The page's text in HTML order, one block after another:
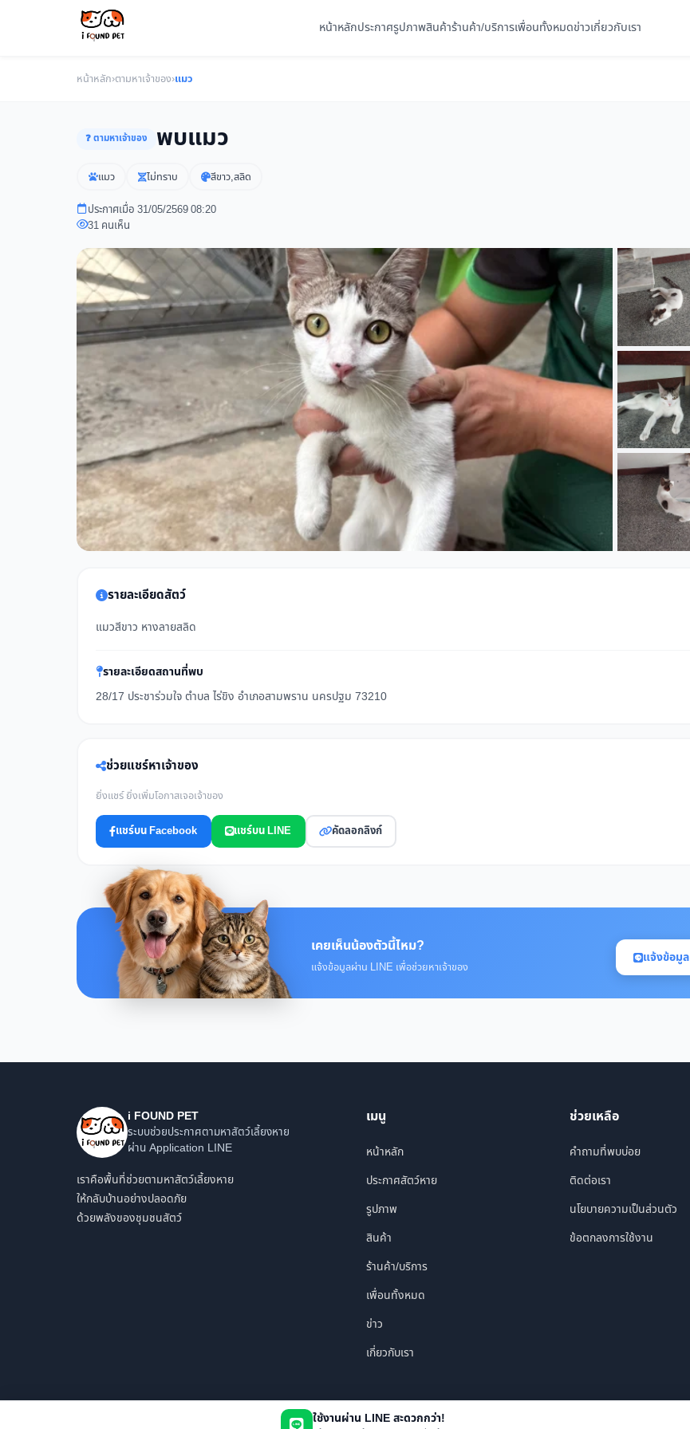
หน้าหลักประกาศรูปภาพสินค้าร้านค้า/บริการเพื่อนทั้งหมดข่าวเกี่ยวกับเรา
ใช้งานผ่าน LINE สะดวกกว่า!
หน้าหลัก›ตามหาเจ้าของ›แมว
❓ ตามหาเจ้าของ พบแมว
แมว ไม่ทราบ สีขาว,สลิด
ประกาศเมื่อ 31/05/2569 08:20
31 คนเห็น
รายละเอียดสัตว์
แมวสีขาว หางลายสลิด
รายละเอียดสถานที่พบ
28/17 ประชาร่วมใจ ตำบล ไร่ขิง อำเภอสามพราน นครปฐม 73210
ช่วยแชร์หาเจ้าของ
ยิ่งแชร์ ยิ่งเพิ่มโอกาสเจอเจ้าของ
แชร์บน Facebook แชร์บน LINE คัดลอกลิงก์
เคยเห็นน้องตัวนี้ไหม?
แจ้งข้อมูลผ่าน LINE เพื่อช่วยหาเจ้าของ
แจ้งข้อมูล
i FOUND PET
ระบบช่วยประกาศตามหาสัตว์เลี้ยงหาย
ผ่าน Application LINE
เราคือพื้นที่ช่วยตามหาสัตว์เลี้ยงหาย
ให้กลับบ้านอย่างปลอดภัย
ด้วยพลังของชุมชนสัตว์
เมนู
หน้าหลัก
ประกาศสัตว์หาย
รูปภาพ
สินค้า
ร้านค้า/บริการ
เพื่อนทั้งหมด
ข่าว
เกี่ยวกับเรา
ช่วยเหลือ
คำถามที่พบบ่อย
ติดต่อเรา
นโยบายความเป็นส่วนตัว
ข้อตกลงการใช้งาน
© 2026 i FOUND PET. All rights reserved.